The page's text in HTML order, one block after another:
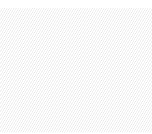
Skip to main content